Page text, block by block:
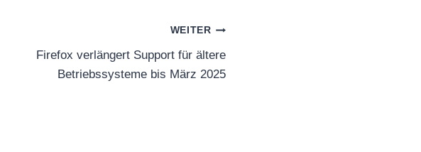
WEITER
Firefox verlängert Support für ältere
Betriebssysteme bis März 2025